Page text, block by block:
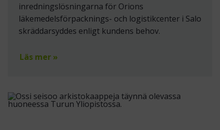
inredningslösningarna för Orions
läkemedelsförpacknings- och logistikcenter i Salo
skräddarsyddes enligt kundens behov.
Läs mer »